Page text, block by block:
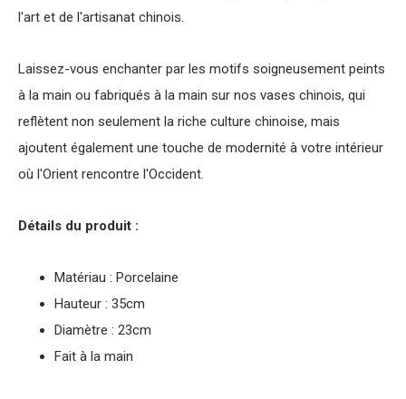
l'art et de l'artisanat chinois.
Laissez-vous enchanter par les motifs soigneusement peints
à la main ou fabriqués à la main sur nos vases chinois, qui
reflètent non seulement la riche culture chinoise, mais
ajoutent également une touche de modernité à votre intérieur
où l'Orient rencontre l'Occident.
Détails du produit :
Matériau : Porcelaine
Hauteur : 35cm
Diamètre : 23cm
Fait à la main